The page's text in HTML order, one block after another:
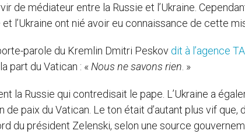
de médiateur entre la Russie et l’Ukraine.
l’Ukraine ont nié avoir eu connaissance de cette
parole du Kremlin Dmitri Peskov dit à l’agence
part du Vatican : « Nous ne savons rien . »
la Russie qui contredisait le pape. L’Ukraine a
de paix du Vatican. Le ton était d’autant plus vif que,
du président Zelenski, selon une source